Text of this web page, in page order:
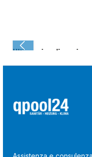
Ultima visualizzazione: